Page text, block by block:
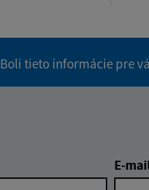
Boli tieto informácie pre
E-